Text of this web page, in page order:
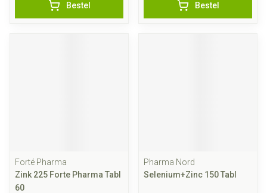
Bestel Bestel
Forté Pharma
Zink 225 Forte Pharma Tabl
60
Pharma Nord
Selenium+Zinc 150 Tabl